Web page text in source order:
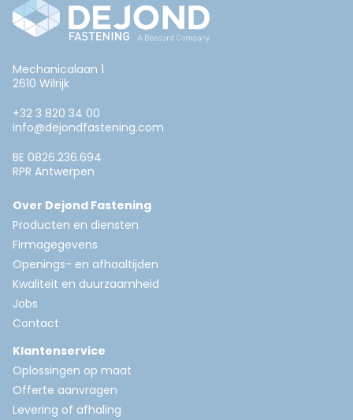
Mechanicalaan 1
2610 Wilrijk
+32 3 820 34 00
info@dejondfastening.com
BE 0826.236.694
RPR Antwerpen
Over Dejond Fastening
Producten en diensten
Firmagegevens
Openings- en afhaaltijden
Kwaliteit en duurzaamheid
Jobs
Contact
Klantenservice
Oplossingen op maat
Offerte aanvragen
Levering of afhaling